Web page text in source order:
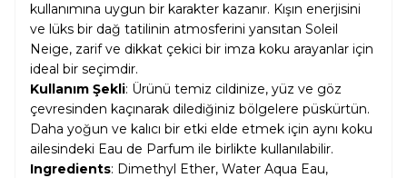
kullanımına uygun bir karakter kazanır. Kışın enerjisini
ve lüks bir dağ tatilinin atmosferini yansıtan Soleil
Neige, zarif ve dikkat çekici bir imza koku arayanlar için
ideal bir seçimdir.
Kullanım Şekli: Ürünü temiz cildinize, yüz ve göz
çevresinden kaçınarak dilediğiniz bölgelere püskürtün.
Daha yoğun ve kalıcı bir etki elde etmek için aynı koku
ailesindeki Eau de Parfum ile birlikte kullanılabilir.
Ingredients: Dimethyl Ether, Water Aqua Eau,